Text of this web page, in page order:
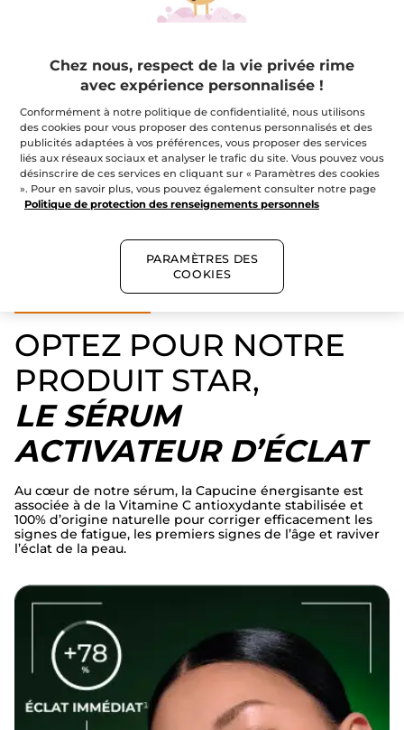
Sérum Activateur Éclat
Puissance antioxydante
VOIR LES PRODUITS
OPTEZ POUR NOTRE
PRODUIT STAR,
LE SÉRUM
ACTIVATEUR D’ÉCLAT
Au cœur de notre sérum, la Capucine énergisante est
associée à de la Vitamine C antioxydante stabilisée et
100% d’origine naturelle pour corriger efficacement les
signes de fatigue, les premiers signes de l’âge et raviver
l’éclat de la peau.
Chez nous, respect de la vie privée rime
avec expérience personnalisée !
Conformément à notre politique de confidentialité, nous utilisons
des cookies pour vous proposer des contenus personnalisés et des
publicités adaptées à vos préférences, vous proposer des services
liés aux réseaux sociaux et analyser le trafic du site. Vous pouvez vous
désinscrire de ces services en cliquant sur « Paramètres des cookies
». Pour en savoir plus, vous pouvez également consulter notre page
Politique de protection des renseignements personnels
PARAMÈTRES DES
COOKIES